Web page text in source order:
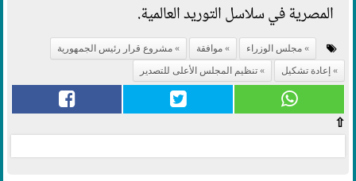
المصرية في سلاسل التوريد العالمية.
مجلس الوزراء موافقة
مشروع قرار رئيس الجمهورية
إعادة تشكيل
تنظيم المجلس الأعلى للتصدير
⇧